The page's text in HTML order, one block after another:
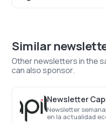
Similar
Other newsletters in the
can also sponsor.
Newsletter
Newsletter
en la actualidad